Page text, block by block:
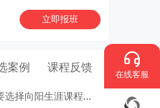
立即报班
案例 课程反馈
生涯课程体系？七大核心理由
在线客服